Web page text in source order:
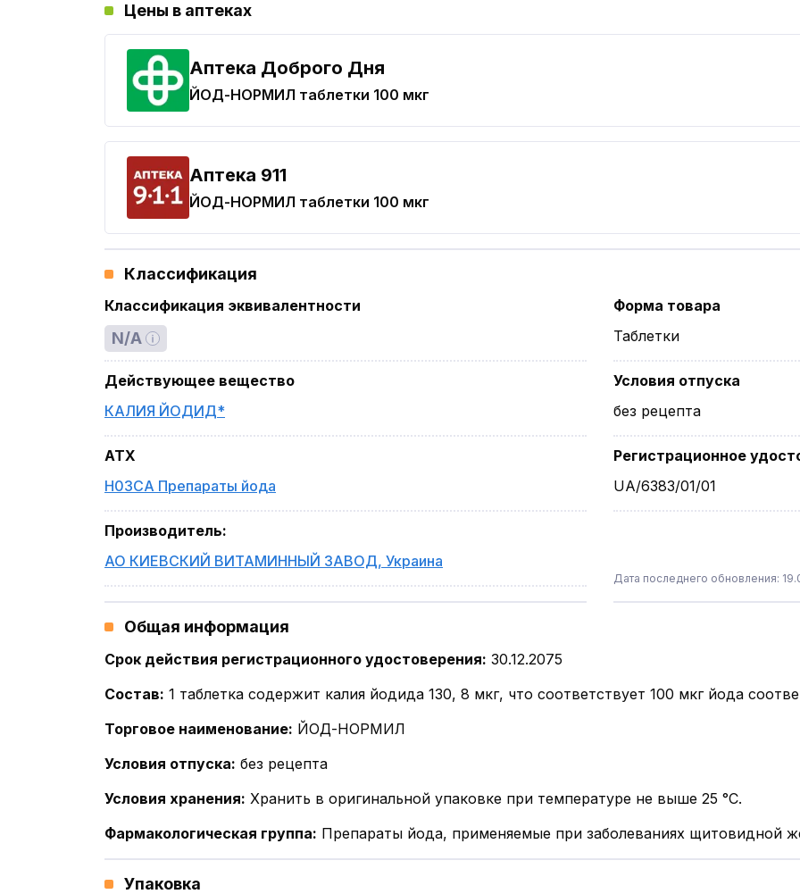
Цены в аптеках
Аптека Доброго Дня
ЙОД-НОРМИЛ таблетки 100 мкг
Aптека 911
ЙОД-НОРМИЛ таблетки 100 мкг
Классификация
Классификация эквивалентности
N/A
Действующее вещество
КАЛИЯ ЙОДИД*
ATX
H03CA Препараты йода
Производитель:
АО КИЕВСКИЙ ВИТАМИННЫЙ ЗАВОД, Украина
Форма товара
Таблетки
Условия отпуска
без рецепта
Регистрационное
UA/6383/01/01
Дата последнего обновления:
Общая информация
Срок действия регистрационного удостоверения: 30.12.2075
Состав: 1 таблетка содержит калия йодида 130, 8 мкг, что соответствует 100 мкг йода
Торговое наименование: ЙОД-НОРМИЛ
Условия отпуска: без рецепта
Условия хранения: Хранить в оригинальной упаковке при температуре не выше 25 °С.
Фармакологическая группа: Препараты йода, применяемые при заболеваниях щитовидной
Упаковка